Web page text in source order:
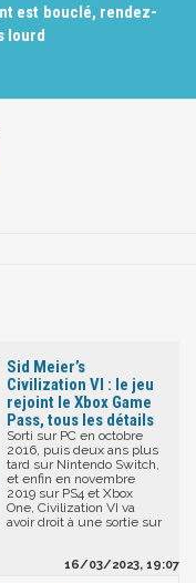
est bouclé, rendez-
lourd
Sid Meier’s
Civilization VI : le jeu
rejoint le Xbox Game
Pass, tous les détails
Sorti sur PC en octobre
2016, puis deux ans plus
tard sur Nintendo Switch,
et enfin en novembre
2019 sur PS4 et Xbox
One, Civilization VI va
avoir droit à une sortie sur
16/03/2023, 19:07